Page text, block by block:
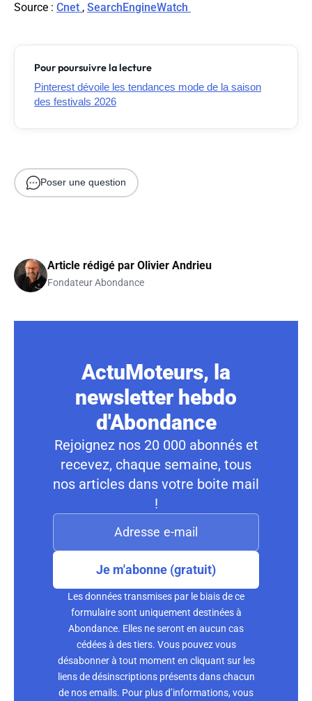
Source : Cnet , SearchEngineWatch
Pour poursuivre la lecture
Pinterest dévoile les tendances mode de la saison
des festivals 2026
Poser une question
Article rédigé par Olivier Andrieu
Fondateur Abondance
ActuMoteurs, la
newsletter hebdo
d'Abondance
Rejoignez nos 20 000 abonnés et
recevez, chaque semaine, tous
nos articles dans votre boite mail
!
Je m'abonne (gratuit)
Les données transmises par le biais de ce
formulaire sont uniquement destinées à
Abondance. Elles ne seront en aucun cas
cédées à des tiers. Vous pouvez vous
désabonner à tout moment en cliquant sur les
liens de désinscriptions présents dans chacun
de nos emails. Pour plus d’informations, vous